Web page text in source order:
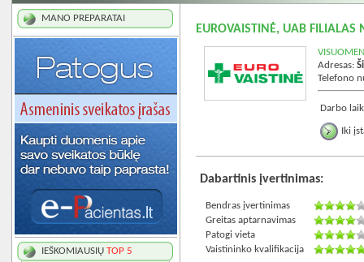
MANO PREPARATAI
IEŠKOMIAUSIŲ TOP 5
EUROVAISTINĖ, UAB FILIALAS
Adresas:
Telefono
Darbo
Iki
Dabartinis įvertinimas:
Bendras įvertinimas
Greitas aptarnavimas
Patogi vieta
Vaistininko kvalifikacija